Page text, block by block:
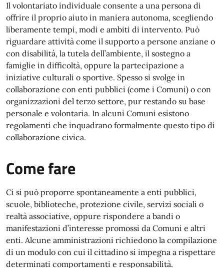
Il volontariato individuale consente a una persona di
offrire il proprio aiuto in maniera autonoma, scegliendo
liberamente tempi, modi e ambiti di intervento. Può
riguardare attività come il supporto a persone anziane o
con disabilità, la tutela dell’ambiente, il sostegno a
famiglie in difficoltà, oppure la partecipazione a
iniziative culturali o sportive. Spesso si svolge in
collaborazione con enti pubblici (come i Comuni) o con
organizzazioni del terzo settore, pur restando su base
personale e volontaria. In alcuni Comuni esistono
regolamenti che inquadrano formalmente questo tipo di
collaborazione civica.
Come fare
Ci si può proporre spontaneamente a enti pubblici,
scuole, biblioteche, protezione civile, servizi sociali o
realtà associative, oppure rispondere a bandi o
manifestazioni d’interesse promossi da Comuni e altri
enti. Alcune amministrazioni richiedono la compilazione
di un modulo con cui il cittadino si impegna a rispettare
determinati comportamenti e responsabilità.